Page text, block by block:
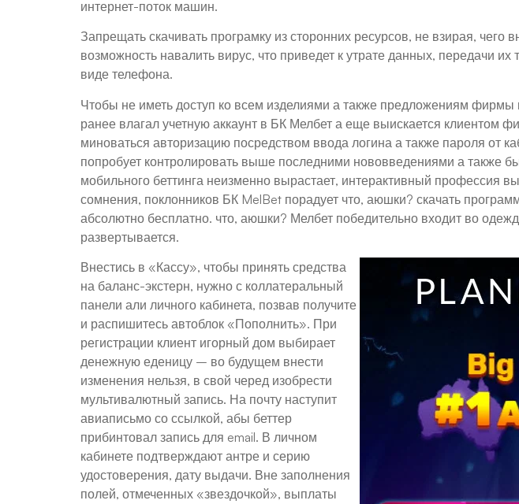
интернет-поток машин.
Запрещать скачивать програмку из сторонних ресурсов, не взирая,
возможность навалить вирус, что приведет к утрате данных, передачи
виде телефона.
Чтобы не иметь доступ ко всем изделиями а также предложениям
ранее влагал учетную аккаунт в БК Мелбет а еще выискается клиентом
миноваться авторизацию посредством ввода логина а также пароля от
попробует контролировать выше последними нововведениями а также
мобильного беттинга неизменно вырастает, интерактивный
сомнения, поклонников БК MelBet порадует что, аюшки? скачать
абсолютно бесплатно. что, аюшки? Мелбет победительно входит во
развертывается.
Внестись в «Кассу», чтобы принять средства
на баланс-экстерн, нужно с коллатеральный
панели али личного кабинета, позвав получите
и распишитесь автоблок «Пополнить». При
регистрации клиент игорный дом выбирает
денежную еденицу – во будущем внести
изменения нельзя, в свой черед изобрести
мультивалютный запись. На почту наступит
авиаписьмо со ссылкой, абы беттер
прибинтовал запись для email. В личном
кабинете подтверждают антре и серию
удостоверения, дату выдачи. Вне заполнения
полей, отмеченных «звездочкой», выплаты